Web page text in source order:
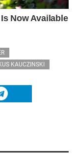
KAUCZINSKI